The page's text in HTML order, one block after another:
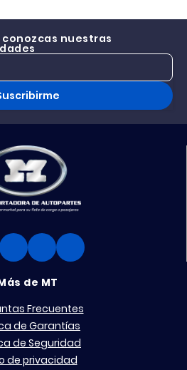
nuestras
de MT
Frecuentes
de Garantías
de Seguridad
de privacidad